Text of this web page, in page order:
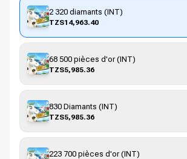
2 320 diamants (INT)
TZS14,963.40
68 500 pièces d'or (INT)
TZS5,985.36
830 Diamants (INT)
TZS5,985.36
223 700 pièces d'or (INT)